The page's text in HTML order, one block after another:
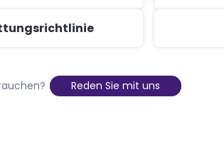
Reden Sie mit uns